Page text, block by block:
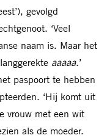
gevolgd
‘Veel
naam is. Maar het
aaaaa.’
paspoort te hebben
‘Hij komt uit
vrouw met een wit
als de moeder.